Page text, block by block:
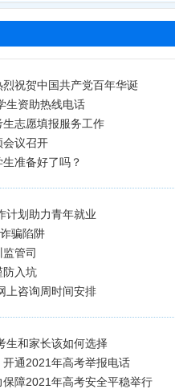
祝贺中国共产党百年华诞
生资助热线电话
志愿填报服务工作
会议召开
准备好了吗？
计划助力青年就业
骗陷阱
管司
防入坑
上咨询周时间安排
生和家长该如何选择
通2021年高考举报电话
障2021年高考安全平稳举行